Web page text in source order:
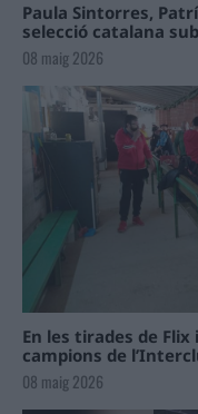
Paula Sintorres,
selecció catalana
08 maig 2026
En les tirades de
campions de
08 maig 2026